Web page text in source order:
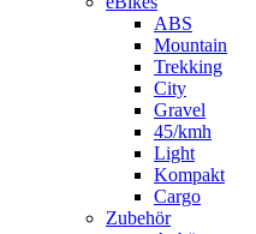
ABS
Mountain
Trekking
City
Gravel
45/kmh
Light
Kompakt
Cargo
Zubehör